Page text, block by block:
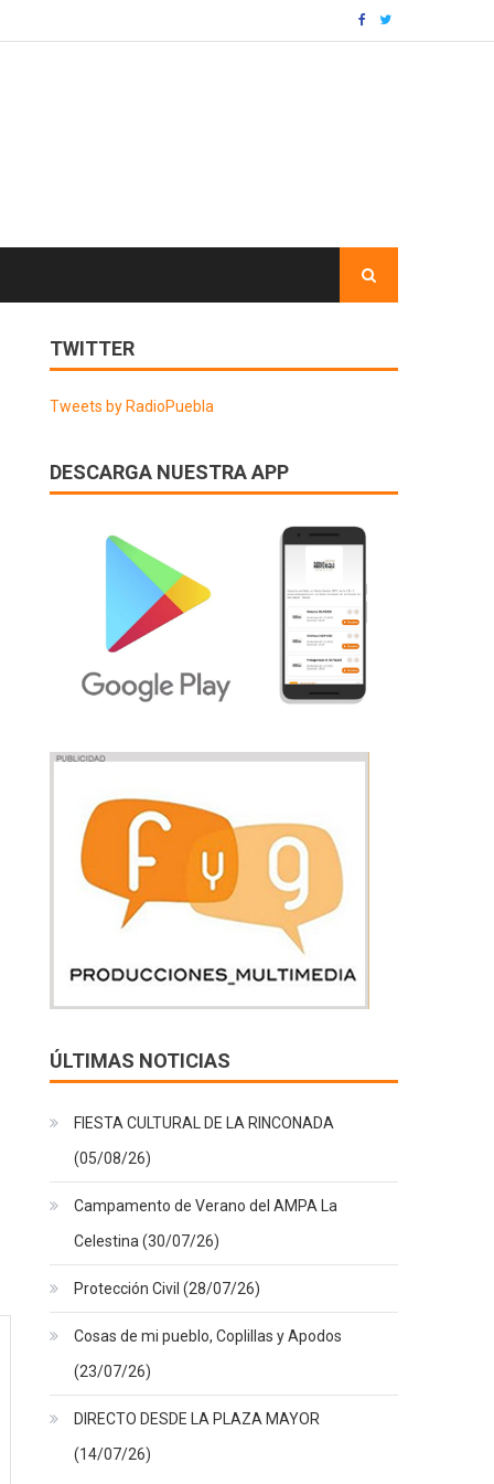
TWITTER
Tweets by RadioPuebla
DESCARGA NUESTRA APP
ÚLTIMAS NOTICIAS
FIESTA CULTURAL DE LA RINCONADA
(05/08/26)
Campamento de Verano del AMPA La
Celestina (30/07/26)
Protección Civil (28/07/26)
Cosas de mi pueblo, Coplillas y Apodos
(23/07/26)
DIRECTO DESDE LA PLAZA MAYOR
(14/07/26)